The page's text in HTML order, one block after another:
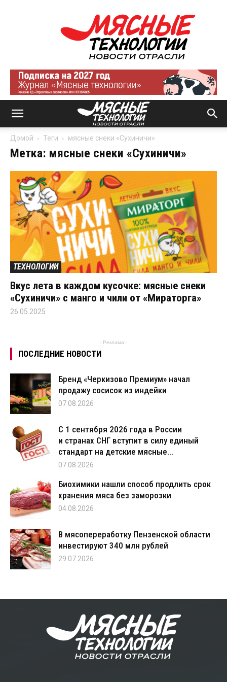
Мясные
технологии
|
Новости
отрасли
Домой Теги мясные снеки «Сухиничи»
Метка: мясные снеки «Сухиничи»
ТЕХНОЛОГИИ
Вкус лета в каждом кусочке: мясные снеки
«Сухиничи» с манго и чили от «Мираторга»
26.05.2025
- Реклама -
ПОСЛЕДНИЕ НОВОСТИ
Бренд «Черкизово Премиум» начал
продажу сосисок из индейки
07.08.2026
С 1 сентября 2026 года в России
и странах СНГ вступит в силу единый
стандарт на детские мясные...
07.08.2026
Биохимики нашли способ продлить срок
хранения мяса без заморозки
04.08.2026
В мясопереработку Пензенской области
инвестируют 340 млн рублей
29.07.2026